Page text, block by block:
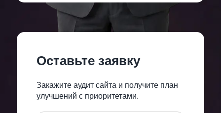
Оставьте заявку
Закажите аудит сайта и получите план
улучшений с приоритетами.